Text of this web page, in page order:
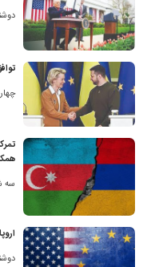
دوشنبه 23
سه شنبه
دوشنبه 9